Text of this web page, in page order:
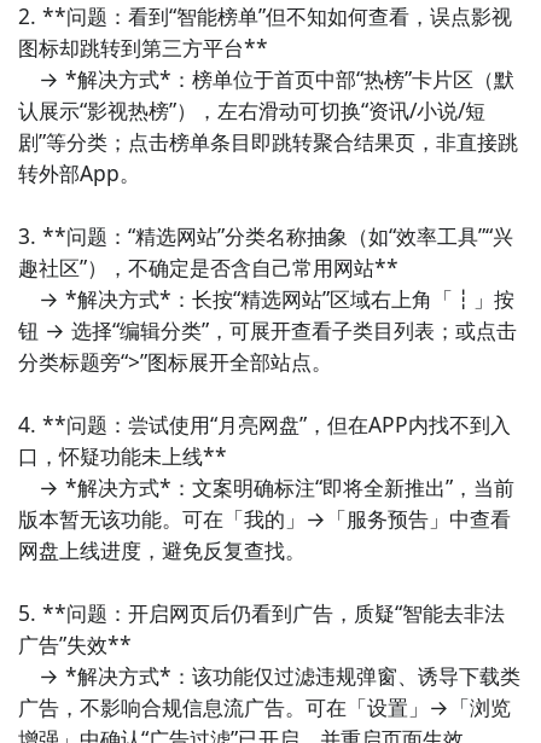
合工信部对系统工具类APP的合规性要求。
5. 《网页脚本注入器》
面向进阶用户的系统工具，允许为指定域名自动注入
JavaScript/CSS（如去除弹窗、隐藏广告、高亮关键
词），所有脚本本地存储、离线执行，支持Git同步与版
无网络通信行为。
6. 《离线网页快存》
基于Service Worker构建的系统级缓存工具，可一键保
存整页（含JS/CSS/字体/图片）至本地私有目录，支持
过Android Storage Access Framework实现，被各大
应用市场标记为“系统工具”。
7. 《网页通知桥接器》
专精于网页推送与系统通知的深度整合工具：将PWA网
设置、勿扰时段拦截，并可反向触发系统快捷开关（如
一键静音当前网页音频），需无障碍权限但无后台常驻
进程。
2. **问题：看到“智能榜单”但不知如何查看，误点影视
图标却跳转到第三方平台**
→ *解决方式*：榜单位于首页中部“热榜”卡片区（默
认展示“影视热榜”），左右滑动可切换“资讯/小说/短
剧”等分类；点击榜单条目即跳转聚合结果页，非直接跳
转外部App。
3. **问题：“精选网站”分类名称抽象（如“效率工具”“兴
趣社区”），不确定是否含自己常用网站**
→ *解决方式*：长按“精选网站”区域右上角「┇」按
钮 → 选择“编辑分类”，可展开查看子类目列表；或点击
分类标题旁“>”图标展开全部站点。
4. **问题：尝试使用“月亮网盘”，但在APP内找不到入
口，怀疑功能未上线**
→ *解决方式*：文案明确标注“即将全新推出”，当前
版本暂无该功能。可在「我的」→「服务预告」中查看
网盘上线进度，避免反复查找。
5. **问题：开启网页后仍看到广告，质疑“智能去非法
广告”失效**
→ *解决方式*：该功能仅过滤违规弹窗、诱导下载类
广告，不影响合规信息流广告。可在「设置」→「浏览